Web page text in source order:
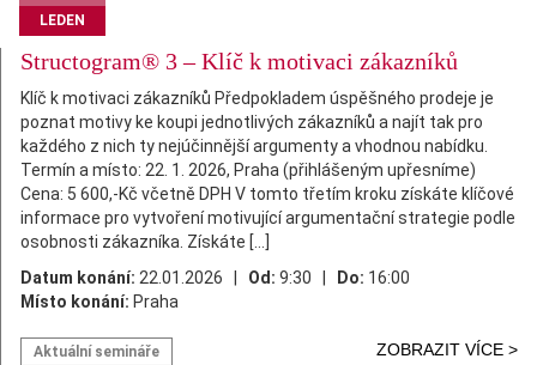
LEDEN
Structogram® 3 – Klíč k motivaci zákazníků
Klíč k motivaci zákazníků Předpokladem úspěšného prodeje je
poznat motivy ke koupi jednotlivých zákazníků a najít tak pro
každého z nich ty nejúčinnější argumenty a vhodnou nabídku.
Termín a místo: 22. 1. 2026, Praha (přihlášeným upřesníme)
Cena: 5 600,-Kč včetně DPH V tomto třetím kroku získáte klíčové
informace pro vytvoření motivující argumentační strategie podle
osobnosti zákazníka. Získáte […]
Datum konání: 22.01.2026 | Od: 9:30 | Do: 16:00
Místo konání: Praha
Aktuální semináře ZOBRAZIT VÍCE >